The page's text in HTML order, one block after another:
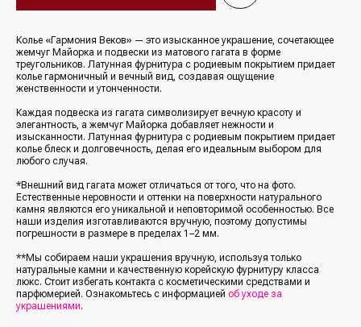
Колье «Гармония Веков» — это изысканное украшение, сочетающее
жемчуг Майорка и подвески из матового гагата в форме
треугольников. Латунная фурнитура с родиевым покрытием придает
колье гармоничный и вечный вид, создавая ощущение
женственности и утонченности.
Каждая подвеска из гагата символизирует вечную красоту и
элегантность, а жемчуг Майорка добавляет нежности и
изысканности. Латунная фурнитура с родиевым покрытием придает
колье блеск и долговечность, делая его идеальным выбором для
любого случая.
*Внешний вид гагата может отличаться от того, что на фото.
Естественные неровности и оттенки на поверхности натурального
камня являются его уникальной и неповторимой особенностью. Все
наши изделия изготавливаются вручную, поэтому допустимы
погрешности в размере в пределах 1−2 мм.
**Мы собираем наши украшения вручную, используя только
натуральные камни и качественную корейскую фурнитуру класса
люкс. Стоит избегать контакта с косметическими средствами и
парфюмерией. Ознакомьтесь с информацией об уходе за
украшениями.